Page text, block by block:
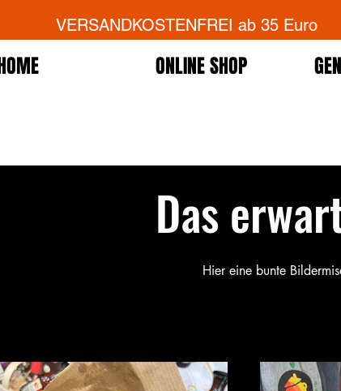
VERSANDKOSTENFREI ab 35 Euro
ONLINE SHOP
Das
Hier eine bunte